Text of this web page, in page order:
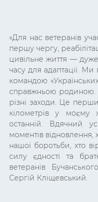
«Для нас ветеранів
першу чергу,
цивільне життя —
часу для адаптації.
командою
справжньою родиною.
різні заходи. Це
кілометрів у
останній. Вдячний
моментів
нашої боротьби, хто
силу єдності та
ветеранів
Сергій Кліщевський.